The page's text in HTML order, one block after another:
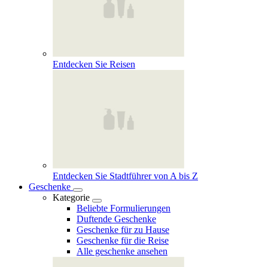
Entdecken Sie Reisen
Entdecken Sie Stadtführer von A bis Z
Geschenke
Kategorie
Beliebte Formulierungen
Duftende Geschenke
Geschenke für zu Hause
Geschenke für die Reise
Alle geschenke ansehen